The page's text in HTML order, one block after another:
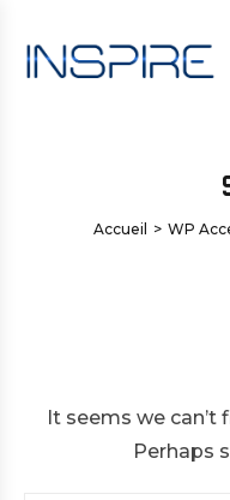
Accueil > WP
It seems we can’t
Perhaps